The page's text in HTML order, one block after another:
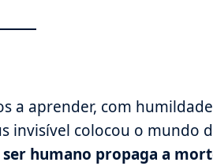
a aprender, com
invisível colocou o mundo
ser humano propaga a